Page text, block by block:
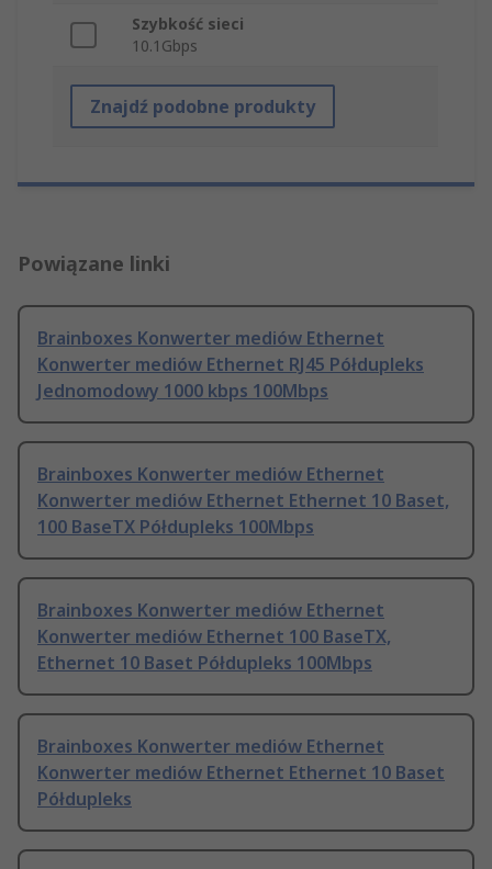
Szybkość sieci
10.1Gbps
Znajdź podobne produkty
Powiązane linki
Brainboxes Konwerter mediów Ethernet
Konwerter mediów Ethernet RJ45 Półdupleks
Jednomodowy 1000 kbps 100Mbps
Brainboxes Konwerter mediów Ethernet
Konwerter mediów Ethernet Ethernet 10 Baset,
100 BaseTX Półdupleks 100Mbps
Brainboxes Konwerter mediów Ethernet
Konwerter mediów Ethernet 100 BaseTX,
Ethernet 10 Baset Półdupleks 100Mbps
Brainboxes Konwerter mediów Ethernet
Konwerter mediów Ethernet Ethernet 10 Baset
Półdupleks